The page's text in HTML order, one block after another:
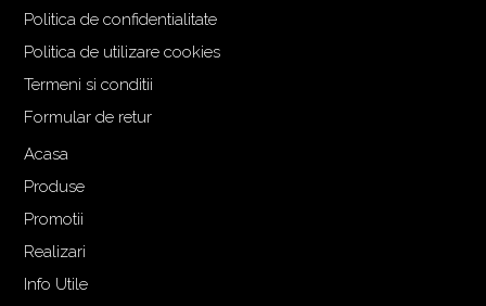
Politica de confidentialitate
Politica de utilizare cookies
Termeni si conditii
Formular de retur
Acasa
Produse
Promotii
Realizari
Info Utile